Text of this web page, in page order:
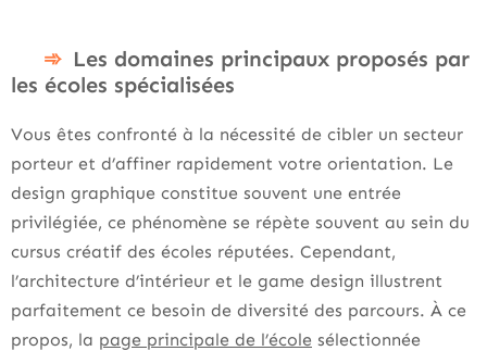
Les domaines principaux proposés par
les écoles spécialisées
Vous êtes confronté à la nécessité de cibler un secteur
porteur et d’affiner rapidement votre orientation. Le
design graphique constitue souvent une entrée
privilégiée, ce phénomène se répète souvent au sein du
cursus créatif des écoles réputées. Cependant,
l’architecture d’intérieur et le game design illustrent
parfaitement ce besoin de diversité des parcours. À ce
propos, la page principale de l’école sélectionnée